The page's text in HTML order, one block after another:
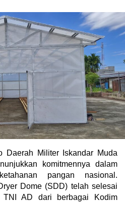
Daerah Militer Iskandar Muda
komitmennya dalam
pangan nasional.
Dome (SDD) telah selesai
TNI AD dari berbagai Kodim